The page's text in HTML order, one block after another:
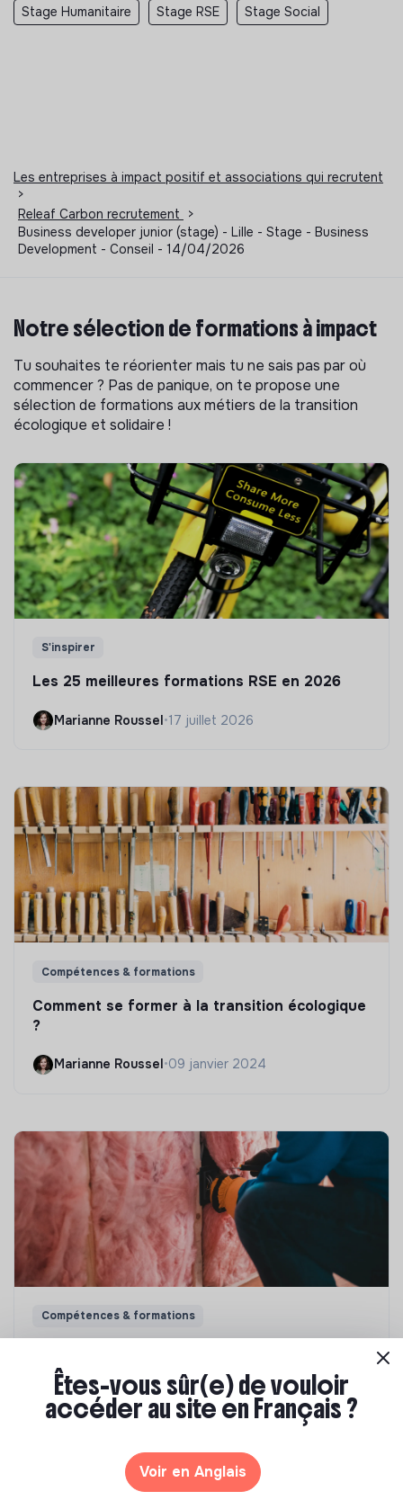
Stage Humanitaire Stage RSE Stage Social
Les entreprises à impact positif et associations qui recrutent
>
Releaf Carbon recrutement
>
Business developer junior (stage) - Lille - Stage - Business
Development - Conseil - 14/04/2026
Notre sélection de formations à impact
Tu souhaites te réorienter mais tu ne sais pas par où
commencer ? Pas de panique, on te propose une
sélection de formations aux métiers de la transition
écologique et solidaire !
S'inspirer
Les 25 meilleures formations RSE en 2026
Marianne Roussel•17 juillet 2026
Compétences & formations
Comment se former à la transition écologique
?
Marianne Roussel •09 janvier 2024
Compétences & formations
énergétique des bâtiments
Marianne Roussel•21 janvier 2025
Êtes-vous sûr(e) de vouloir
accéder au site en Français ?
Voir en Anglais